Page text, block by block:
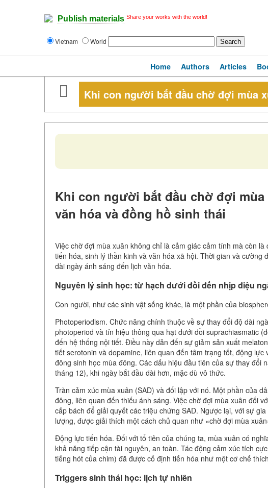
Publish materials Share your works with the world!
Vietnam World
Home Authors Articles
Khi con người bắt đầu chờ đợi mùa
Khi con người bắt đầu chờ đợi
văn hóa và đồng hồ sinh thái
Việc chờ đợi mùa xuân không chỉ là cảm giác cảm tính mà còn
tiến hóa, sinh lý thần kinh và văn hóa xã hội. Thời gian và
dài ngày ánh sáng đến lịch văn hóa.
Nguyên lý sinh học: từ hạch dưới đồi đến nhịp điệu
Con người, như các sinh vật sống khác, là một phần của
Photoperiodism. Chức năng chính thuộc về sự thay đổi độ dài
photoperiod và tín hiệu thông qua hạt dưới đồi suprachiasmatic
đến hệ thống nội tiết. Điều này dẫn đến sự giảm sản xuất
tiết serotonin và dopamine, liên quan đến tâm trạng tốt, động
đông sinh học mùa đông. Các dấu hiệu đầu tiên của sự thay đổi
tháng 12), khi ngày bắt đầu dài hơn, mặc dù vô thức.
Tràn cảm xúc mùa xuân (SAD) và đối lập với nó. Một phần của
đông, liên quan đến thiếu ánh sáng. Việc chờ đợi mùa xuân đối
cấp bách để giải quyết các triệu chứng SAD. Ngược lại, với sự
lượng, được giải thích một cách chủ quan như «chờ đợi mùa
Động lực tiến hóa. Đối với tổ tiên của chúng ta, mùa xuân có
khả năng tiếp cận tài nguyên, an toàn. Tác động cảm xúc tích
tiếng hót của chim) đã được cố định tiến hóa như một cơ chế
Triggers sinh thái học: lịch tự nhiên